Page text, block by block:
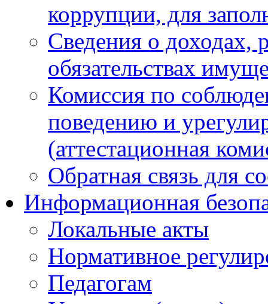
коррупции, для
Сведения о доходах,
обязательствах
Комиссия по
поведению и
(аттестационная
Обратная связь для
Информационная
Локальные акты
Нормативное
Педагогам